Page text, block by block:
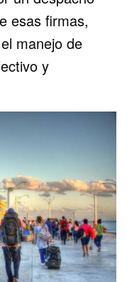
esas firmas,
manejo de
y